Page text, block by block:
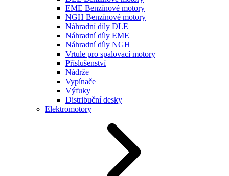
EME Benzínové motory
NGH Benzínové motory
Náhradní díly DLE
Náhradní díly EME
Náhradní díly NGH
Vrtule pro spalovací motory
Příslušenství
Nádrže
Vypínače
Výfuky
Distribuční desky
Elektromotory